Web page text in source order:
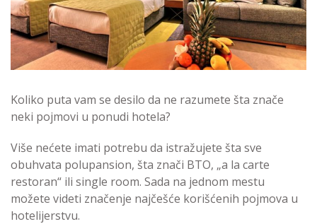
Koliko puta vam se desilo da ne razumete šta znače
neki pojmovi u ponudi hotela?
Više nećete imati potrebu da istražujete šta sve
obuhvata polupansion, šta znači BTO, „a la carte
restoran“ ili single room. Sada na jednom mestu
možete videti značenje najčešće korišćenih pojmova u
hotelijerstvu.